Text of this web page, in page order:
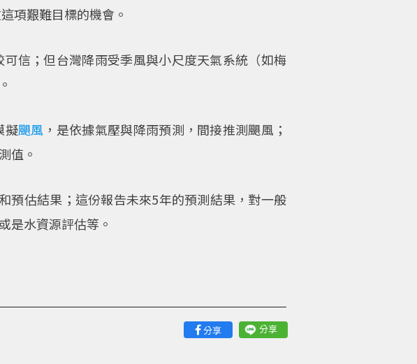
項艱難目標的機會。
信；但台灣降雨受季風與小尺度天氣系統（如梅
擬颶風 ，是依據氣壓與降雨預測，間接推測颶風；
值。
預估結果；這份報告未來5年的預測結果，對一般
是水資源評估等。
分享 分享